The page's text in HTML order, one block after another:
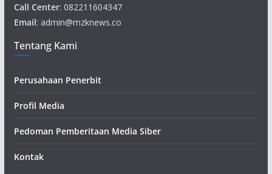
Call Center: 082211604347
Email: admin@mzknews.co
Tentang Kami
Perusahaan Penerbit
Profil Media
Pedoman Pemberitaan Media Siber
Kontak